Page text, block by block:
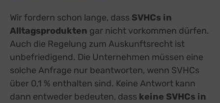
Wir fordern schon lange, dass SVHCs in
Alltagsprodukten gar nicht vorkommen dürfen.
Auch die Regelung zum Auskunftsrecht ist
unbefriedigend. Die Unternehmen müssen eine
solche Anfrage nur beantworten, wenn SVHCs
über 0,1 % enthalten sind. Keine Antwort kann
dann entweder bedeuten, dass keine SVHCs in